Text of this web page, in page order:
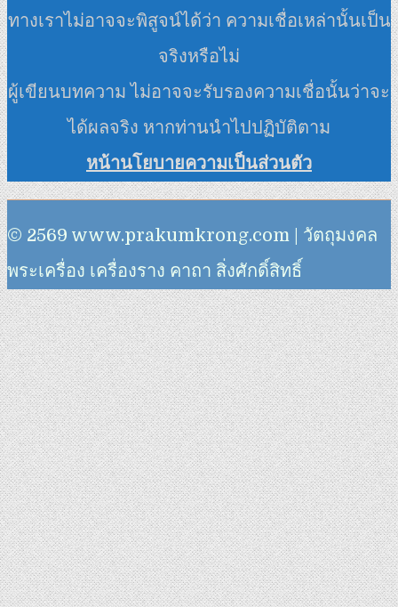
ทางเราไม่อาจจะพิสูจน์ได้ว่า ความเชื่อเหล่านั้นเป็น
จริงหรือไม่
ผู้เขียนบทความ ไม่อาจจะรับรองความเชื่อนั้นว่าจะ
ได้ผลจริง หากท่านนำไปปฏิบัติตาม
หน้านโยบายความเป็นส่วนตัว
© 2569 www.prakumkrong.com | วัตถุมงคล
พระเครื่อง เครื่องราง คาถา สิ่งศักดิ์สิทธิ์